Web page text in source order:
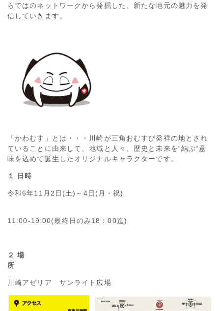
らではのネットワークから発掘した、新たな地元の魅力を発
信していきます。
「かわむす」とは・・・川崎が三角おむすび発祥の地とされ
ていることに由来して、地域と人々、歴史と未来を“結ぶ“意
味を込めて誕生したオリジナルキャラクターです。
１ 日時
令和6年11月2日(土)～4日(月・祝)
11:00-19:00(最終日のみ18：00迄)
２ 場
川崎アゼリア サンライト広場